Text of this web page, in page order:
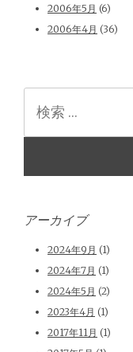
2006年5月 (6)
2006年4月 (36)
アーカイブ
2024年9月 (1)
2024年7月 (1)
2024年5月 (2)
2023年4月 (1)
2017年11月 (1)